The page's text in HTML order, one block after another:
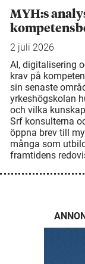
MYH:s
2 juli 2026
AI, digitalisering
krav på
sin senaste
yrkeshögskolan
och vilka
Srf konsulterna
öppna brev till
många som
framtidens